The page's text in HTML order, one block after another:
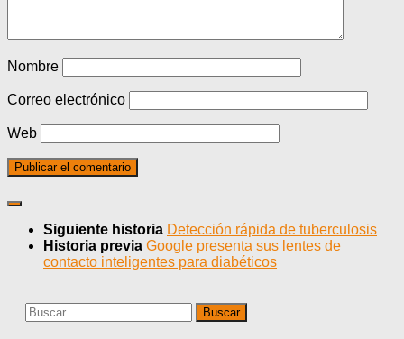
Nombre
Correo electrónico
Web
Siguiente historia Detección rápida de tuberculosis
Historia previa Google presenta sus lentes de
contacto inteligentes para diabéticos
Buscar: